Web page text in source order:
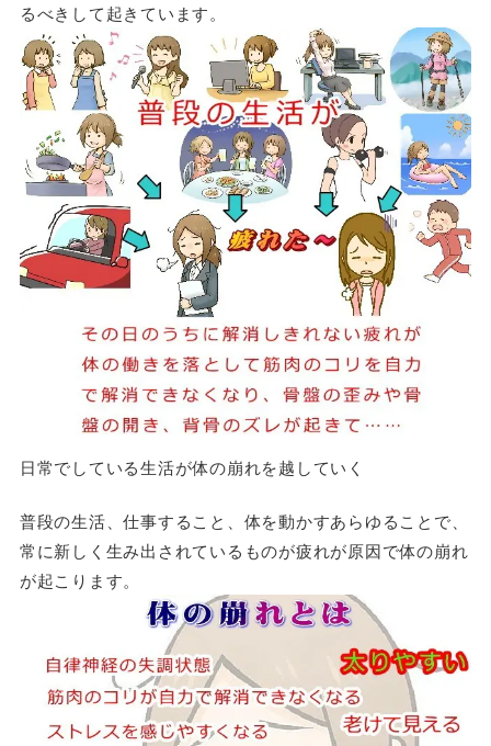
るべきして起きています。
日常でしている生活が体の崩れを越していく
普段の生活、仕事すること、体を動かすあらゆることで、
常に新しく生み出されているものが疲れが原因で体の崩れ
が起こります。